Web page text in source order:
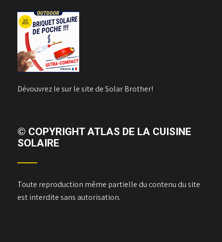
Dévouvrez le sur le site de Solar Brother!
© COPYRIGHT ATLAS DE LA CUISINE
SOLAIRE
Toute reproduction même partielle du contenu du site
est interdite sans autorisation.